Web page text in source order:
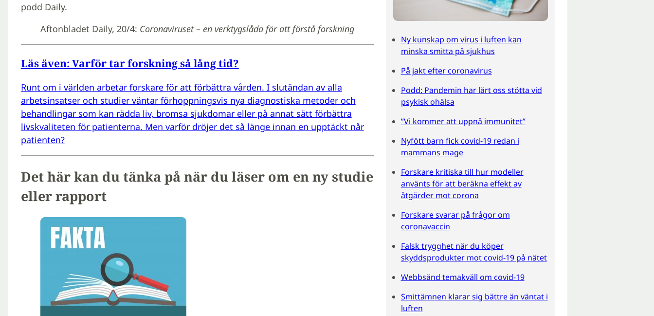
podd Daily.
Aftonbladet Daily, 20/4: Coronaviruset – en verktygslåda för att förstå forskning
Läs även: Varför tar forskning så lång tid?
Runt om i världen arbetar forskare för att förbättra vården. I slutändan av alla
arbetsinsatser och studier väntar förhoppningsvis nya diagnostiska metoder och
behandlingar som kan rädda liv, bromsa sjukdomar eller på annat sätt förbättra
livskvaliteten för patienterna. Men varför dröjer det så länge innan en upptäckt når
patienten?
Det här kan du tänka på när du läser om en ny studie
eller rapport
Ny kunskap om virus i luften kan
minska smitta på sjukhus
På jakt efter coronavirus
Podd: Pandemin har lärt oss stötta vid
psykisk ohälsa
”Vi kommer att uppnå immunitet”
Nyfött barn fick covid-19 redan i
mammans mage
Forskare kritiska till hur modeller
använts för att beräkna effekt av
åtgärder mot corona
Forskare svarar på frågor om
coronavaccin
Falsk trygghet när du köper
skyddsprodukter mot covid-19 på nätet
Webbsänd temakväll om covid-19
Smittämnen klarar sig bättre än väntat i
luften